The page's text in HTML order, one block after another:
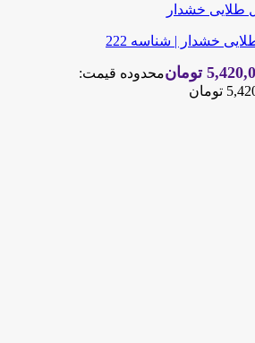
خشدار | شناسه 222
تومانمحدوده قیمت: